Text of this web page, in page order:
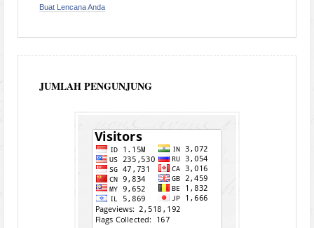
Buat Lencana Anda
JUMLAH PENGUNJUNG